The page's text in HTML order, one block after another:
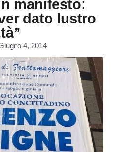
manifesto:
dato lustro
4, 2014